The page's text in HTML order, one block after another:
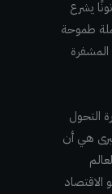
يشرع
طموحة
المشفرة
التحول
هي أن